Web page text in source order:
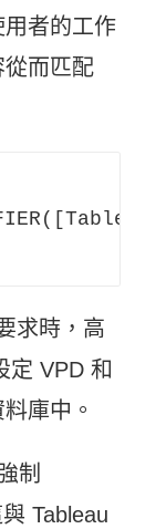
者的工作
從而匹配
求時，高
定 VPD 和
庫中。
制
Tableau